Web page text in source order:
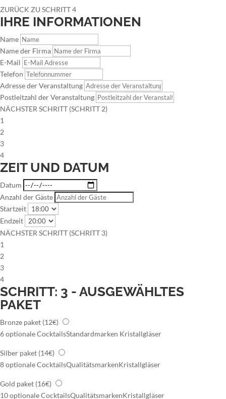
ZURÜCK ZU SCHRITT 4
IHRE INFORMATIONEN
Name
Name der Firma
E-Mail
Telefon
Adresse der Veranstaltung
Postleitzahl der Veranstaltung
NÄCHSTER SCHRITT (SCHRITT 2)
1
2
3
4
ZEIT UND DATUM
Datum
Anzahl der Gäste
Startzeit
Endzeit
NÄCHSTER SCHRITT (SCHRITT 3)
1
2
3
4
SCHRITT: 3 - AUSGEWÄHLTES
PAKET
Bronze paket (12€)
6 optionale CocktailsStandardmarken Kristallgläser
Silber paket (14€)
8 optionale CocktailsQualitätsmarkenKristallgläser
Gold paket (16€)
10 optionale CocktailsQualitätsmarkenKristallgläser